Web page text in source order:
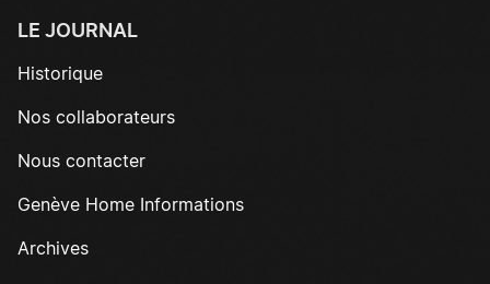
LE JOURNAL
Historique
Nos collaborateurs
Nous contacter
Genève Home Informations
Archives